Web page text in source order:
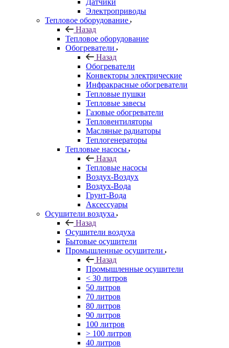
Датчики
Электроприводы
Тепловое оборудование
Назад
Тепловое оборудование
Обогреватели
Назад
Обогреватели
Конвекторы электрические
Инфракрасные обогреватели
Тепловые пушки
Тепловые завесы
Газовые обогреватели
Тепловентиляторы
Масляные радиаторы
Теплогенераторы
Тепловые насосы
Назад
Тепловые насосы
Воздух-Воздух
Воздух-Вода
Грунт-Вода
Аксессуары
Осушители воздуха
Назад
Осушители воздуха
Бытовые осушители
Промышленные осушители
Назад
Промышленные осушители
< 30 литров
50 литров
70 литров
80 литров
90 литров
100 литров
> 100 литров
40 литров